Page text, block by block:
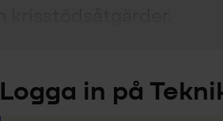
Logga in på